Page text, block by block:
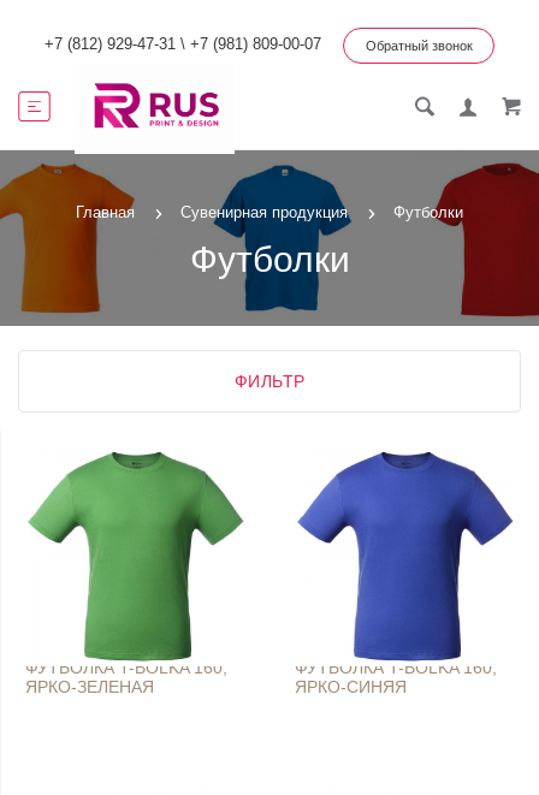
+7 (812) 929-47-31 \ +7 (981) 809-00-07 Обратный звонок
Главная Сувенирная продукция Футболки
Футболки
ФИЛЬТР
ФУТБОЛКА T-BOLKA 160,
ЯРКО-ЗЕЛЕНАЯ
ФУТБОЛКА T-BOLKA 160,
ЯРКО-СИНЯЯ